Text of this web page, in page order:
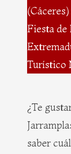
Fiesta de
Turístico
¿Te
saber